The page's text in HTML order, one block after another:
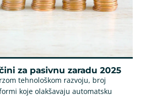
za pasivnu zaradu 2025
tehnološkom razvoju, broj
koje olakšavaju automatsku